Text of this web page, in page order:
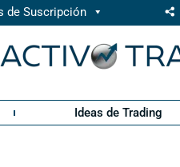
de Suscripción
Ideas de Trading